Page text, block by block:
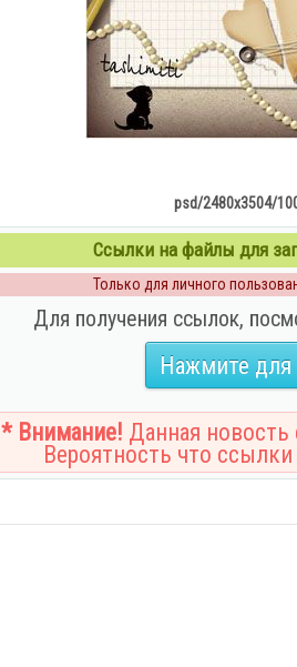
psd/2480x3504/
Ссылки на файлы для
Только для личного
Для получения ссылок,
Нажмите для
* Внимание! Данная новость
Вероятность что